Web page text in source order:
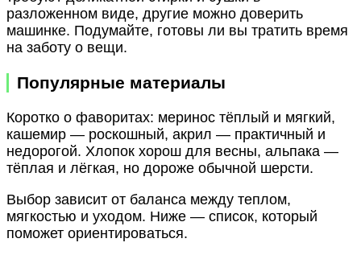
разложенном виде, другие можно доверить
машинке. Подумайте, готовы ли вы тратить время
на заботу о вещи.
Популярные материалы
Коротко о фаворитах: меринос тёплый и мягкий,
кашемир — роскошный, акрил — практичный и
недорогой. Хлопок хорош для весны, альпака —
тёплая и лёгкая, но дороже обычной шерсти.
Выбор зависит от баланса между теплом,
мягкостью и уходом. Ниже — список, который
поможет ориентироваться.